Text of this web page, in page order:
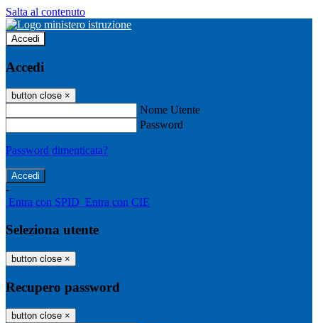
Salta al contenuto
Accedi
Accedi
button close ×
Nome Utente
Password
Password dimenticata?
-
Entra con SPID Entra con CIE
Seleziona utente
button close ×
Recupero password
button close ×